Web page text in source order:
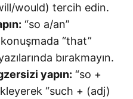
would) tercih edin.
“so a/an”
konuşmada “that”
bırakmayın.
yapın: “so +
“such + (adj)